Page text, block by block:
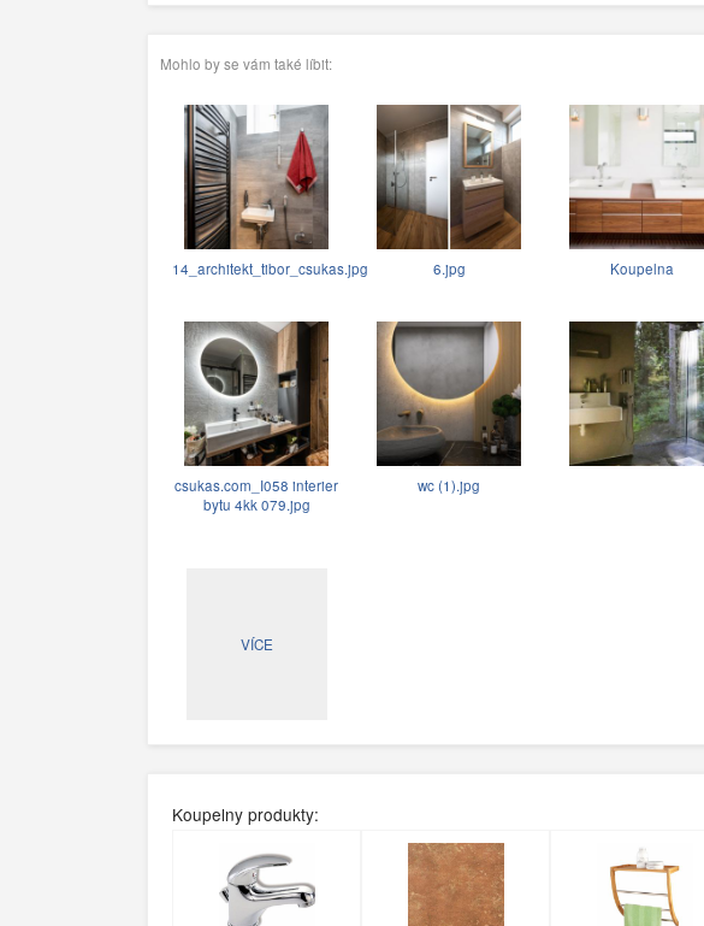
Mohlo by se vám také líbit:
14_architekt_tibor_csukas.jpg 6.jpg Koupelna
csukas.com_I058 interier
bytu 4kk 079.jpg
wc (1).jpg
VÍCE
Koupelny produkty: